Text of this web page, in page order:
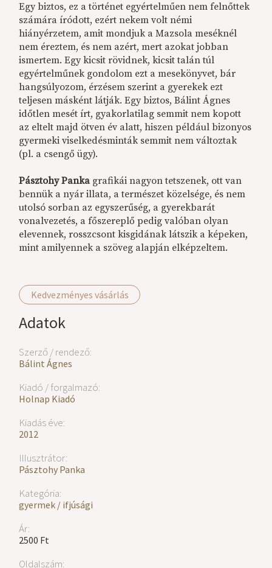
Kedvezményes vásárlás
Adatok
Szerző / rendező:
Bálint Ágnes
Kiadó / forgalmazó:
Holnap Kiadó
Kiadás éve:
2012
Illusztrátor:
Pásztohy Panka
Kategória:
gyermek / ifjúsági
Ár:
2500 Ft
Oldalszám:
Egy biztos, ez a történet egyértelműen nem felnőttek
számára íródott, ezért nekem volt némi
hiányérzetem, amit mondjuk a Mazsola meséknél
nem éreztem, és nem azért, mert azokat jobban
ismertem. Egy kicsit rövidnek, kicsit talán túl
egyértelműnek gondolom ezt a mesekönyvet, bár
hangsúlyozom, érzésem szerint a gyerekek ezt
teljesen másként látják. Egy biztos, Bálint Ágnes
időtlen mesét írt, gyakorlatilag semmit nem kopott
az eltelt majd ötven év alatt, hiszen például bizonyos
gyermeki viselkedésminták semmit nem változtak
(pl. a csengő ügy).
Pásztohy Panka grafikái nagyon tetszenek, ott van
bennük a nyár illata, a természet közelsége, és nem
utolsó sorban az egyszerűség, a gyerekbarát
vonalvezetés, a főszereplő pedig valóban olyan
elevennek, rosszcsont kisgidának látszik a képeken,
mint amilyennek a szöveg alapján elképzeltem.